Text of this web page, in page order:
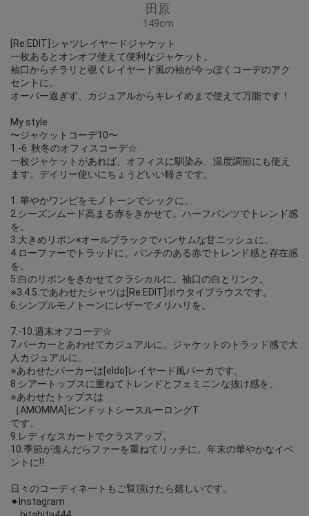
田原
149cm
[Re:EDIT]シャツレイヤードジャケット
一枚あるとオンオフ使えて便利なジャケット。
袖口からチラリと覗くレイヤード風の袖が今っぽくコーデのアク
セントに。
オーバー過ぎず、カジュアルからキレイめまで使えて万能です！
My style
〜ジャケットコーデ10〜
1.-6. 秋冬のオフィスコーデ☆
一枚ジャケットがあれば、オフィスに馴染み、温度調節にも使え
ます。デイリー使いにちょうどいい軽さです。
1. 華やかワンピをモノトーンでシックに。
2.シーズンムード高まる赤をきかせて。ハーフパンツでトレンド感
を。
3.大きめリボン×オールブラックでハンサムな甘ニッシュに。
4.ローファーでトラッドに。パンチのある赤でトレンド感と存在感
を。
5.白のリボンをきかせてクラシカルに。袖口の白とリンク。
※3.4.5.であわせたシャツは[Re:EDIT]ボウタイブラウスです。
6.シンプルモノトーンにレザーでメリハリを。
7.-10.週末オフコーデ☆
7.パーカーとあわせてカジュアルに。ジャケットのトラッド感で大
人カジュアルに。
※あわせたパーカーは[eldo]レイヤード風パーカです。
8.シアートップスに重ねてトレンドとフェミニンな抜け感を。
※あわせたトップスは
｛AMOMMA]ピンドットシースルーロングT
です。
9.レディなスカートでクラスアップ。
10.季節が進んだらファーを重ねてリッチに。年末の華やかなイベ
ントに‼︎
日々のコーディネートもご覧頂けたら嬉しいです。
⚫︎Instagram